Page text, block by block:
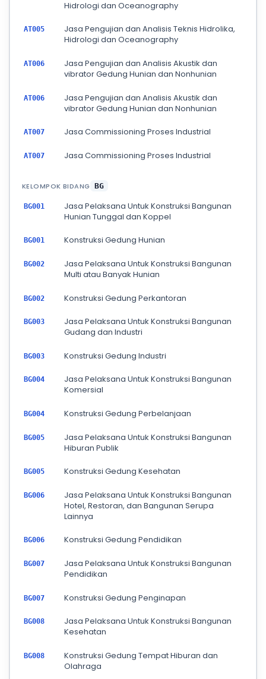
Hidrologi dan Oceanography
AT005
Jasa Pengujian dan Analisis Teknis Hidrolika,
Hidrologi dan Oceanography
AT006
Jasa Pengujian dan Analisis Akustik dan
vibrator Gedung Hunian dan Nonhunian
AT006
Jasa Pengujian dan Analisis Akustik dan
vibrator Gedung Hunian dan Nonhunian
AT007 Jasa Commissioning Proses Industrial
AT007 Jasa Commissioning Proses Industrial
KELOMPOK BIDANG BG
BG001
Jasa Pelaksana Untuk Konstruksi Bangunan
Hunian Tunggal dan Koppel
BG001 Konstruksi Gedung Hunian
BG002
Jasa Pelaksana Untuk Konstruksi Bangunan
Multi atau Banyak Hunian
BG002 Konstruksi Gedung Perkantoran
BG003
Jasa Pelaksana Untuk Konstruksi Bangunan
Gudang dan Industri
BG003 Konstruksi Gedung Industri
BG004
Jasa Pelaksana Untuk Konstruksi Bangunan
Komersial
BG004 Konstruksi Gedung Perbelanjaan
BG005
Jasa Pelaksana Untuk Konstruksi Bangunan
Hiburan Publik
BG005 Konstruksi Gedung Kesehatan
BG006
Jasa Pelaksana Untuk Konstruksi Bangunan
Hotel, Restoran, dan Bangunan Serupa
Lainnya
BG006 Konstruksi Gedung Pendidikan
BG007
Jasa Pelaksana Untuk Konstruksi Bangunan
Pendidikan
BG007 Konstruksi Gedung Penginapan
BG008
Jasa Pelaksana Untuk Konstruksi Bangunan
Kesehatan
BG008
Konstruksi Gedung Tempat Hiburan dan
Olahraga